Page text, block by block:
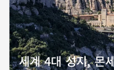
세계 4대 성지, 몬